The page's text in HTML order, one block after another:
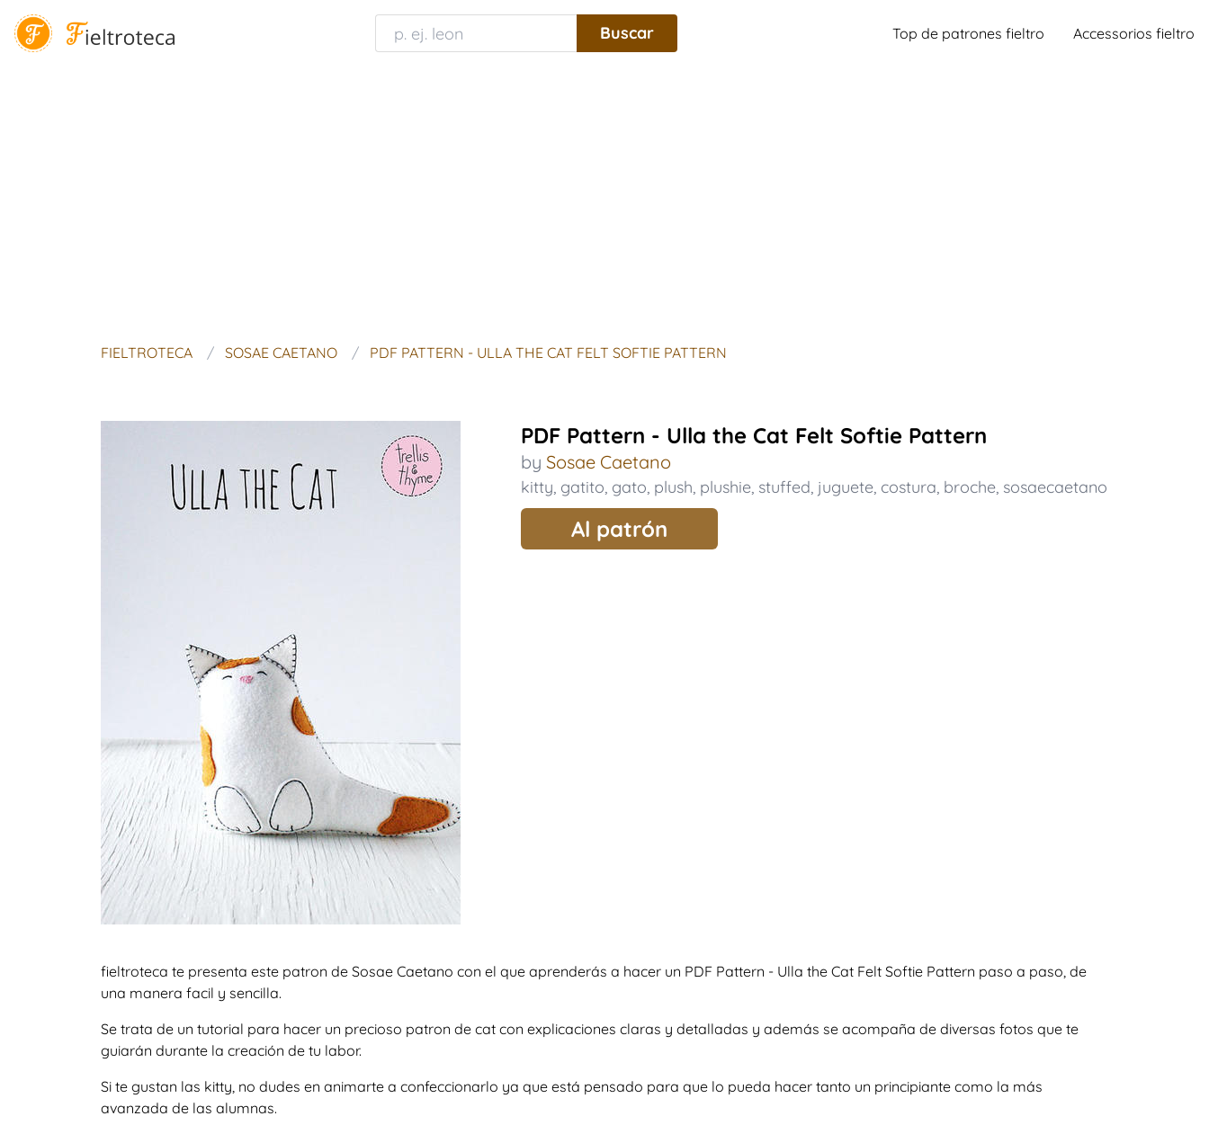
Top de patrones fieltro Accessorios fieltro
FIELTROTECA SOSAE CAETANO PDF PATTERN - ULLA THE CAT FELT SOFTIE PATTERN
PDF Pattern - Ulla the Cat Felt Softie Pattern
by Sosae Caetano
kitty, gatito, gato, plush, plushie, stuffed, juguete, costura, broche, sosaecaetano
Al patrón
fieltroteca te presenta este patron de Sosae Caetano con el que aprenderás a hacer un PDF Pattern - Ulla the Cat Felt Softie Pattern paso a paso, de
una manera facil y sencilla.
Se trata de un tutorial para hacer un precioso patron de cat con explicaciones claras y detalladas y además se acompaña de diversas fotos que te
guiarán durante la creación de tu labor.
Si te gustan las kitty, no dudes en animarte a confeccionarlo ya que está pensado para que lo pueda hacer tanto un principiante como la más
avanzada de las alumnas.